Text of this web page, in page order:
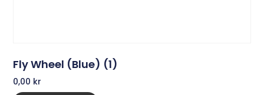
Fly Wheel (Blue) (1)
0,00 kr